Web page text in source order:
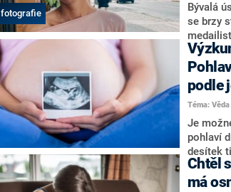
Bývalá
se brzy
sítích. K
podle
Téma:
Je
pohlaví
desítek
Chtěl
má